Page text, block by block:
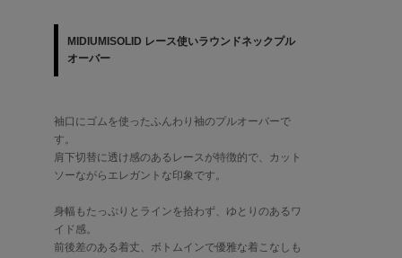
MIDIUMISOLID レース使いラウンドネックプル
オーバー
袖口にゴムを使ったふんわり袖のプルオーバーで
す。
肩下切替に透け感のあるレースが特徴的で、カット
ソーながらエレガントな印象です。
身幅もたっぷりとラインを拾わず、ゆとりのあるワ
イド感。
前後差のある着丈、ボトムインで優雅な着こなしも